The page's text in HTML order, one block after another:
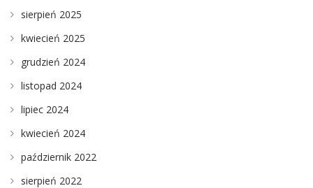
sierpień 2025
kwiecień 2025
grudzień 2024
listopad 2024
lipiec 2024
kwiecień 2024
październik 2022
sierpień 2022